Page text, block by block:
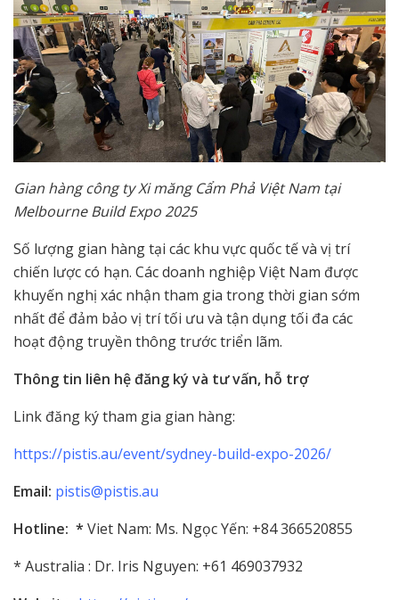
Gian hàng công ty Xi măng Cẩm Phả Việt Nam tại
Melbourne Build Expo 2025
Số lượng gian hàng tại các khu vực quốc tế và vị trí
chiến lược có hạn. Các doanh nghiệp Việt Nam được
khuyến nghị xác nhận tham gia trong thời gian sớm
nhất để đảm bảo vị trí tối ưu và tận dụng tối đa các
hoạt động truyền thông trước triển lãm.
Thông tin liên hệ đăng ký và tư vấn, hỗ trợ
Link đăng ký tham gia gian hàng:
https://pistis.au/event/sydney-build-expo-2026/
Email: pistis@pistis.au
Hotline: * Viet Nam: Ms. Ngọc Yến: +84 366520855
* Australia : Dr. Iris Nguyen: +61 469037932